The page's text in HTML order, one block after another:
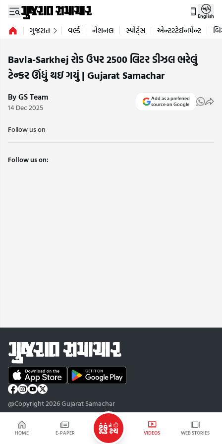
HOME E-PAPER VIDEOS WEB STORIES
English
ગુજરાત વર્લ્ડ નેશનલ સ્પોર્ટ્સ એન્ટરટેઈનમેન્ટ
Bavla-Sarkhej રોડ ઉપર 2500 લિટર ડીઝલ ભરેલું
ટેન્કર ઊંધું થઇ ગયું | Gujarat Samachar
By GS Team
14 Dec 2025
Add as a preferred
source on Google
Follow us on
Follow us on:
@Copyright 2026 Gujarat Samachar